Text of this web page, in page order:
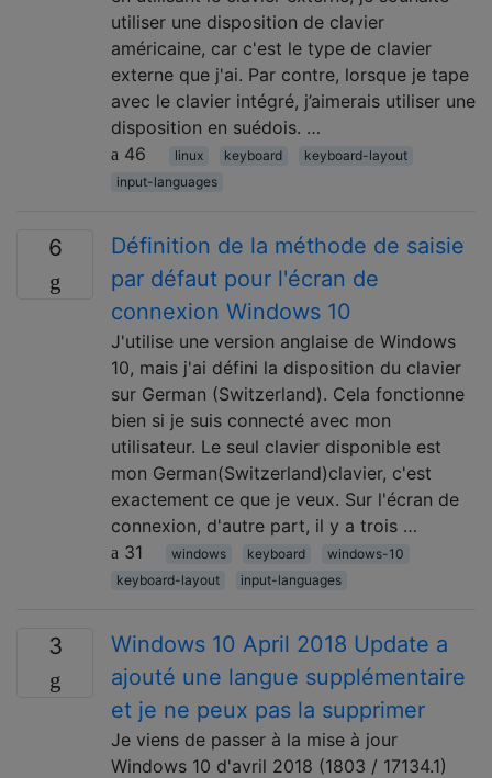
utiliser une disposition de clavier
américaine, car c'est le type de clavier
externe que j'ai. Par contre, lorsque je tape
avec le clavier intégré, j’aimerais utiliser une
disposition en suédois. …
46
linux keyboard
keyboard-layout
input-languages
6
Définition de la méthode de saisie
par défaut pour l'écran de
connexion Windows 10
J'utilise une version anglaise de Windows
10, mais j'ai défini la disposition du clavier
sur German (Switzerland). Cela fonctionne
bien si je suis connecté avec mon
utilisateur. Le seul clavier disponible est
mon German(Switzerland)clavier, c'est
exactement ce que je veux. Sur l'écran de
connexion, d'autre part, il y a trois …
31
windows keyboard
windows-10
keyboard-layout
input-languages
3
Windows 10 April 2018 Update a
ajouté une langue supplémentaire
et je ne peux pas la supprimer
Je viens de passer à la mise à jour
Windows 10 d'avril 2018 (1803 / 17134.1)